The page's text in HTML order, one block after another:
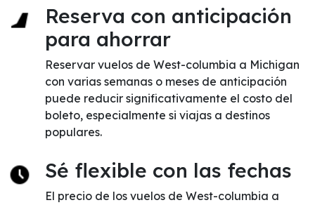
Reserva con anticipación
para ahorrar
Reservar vuelos de West-columbia a Michigan
con varias semanas o meses de anticipación
puede reducir significativamente el costo del
boleto, especialmente si viajas a destinos
populares.
Sé flexible con las fechas
El precio de los vuelos de West-columbia a